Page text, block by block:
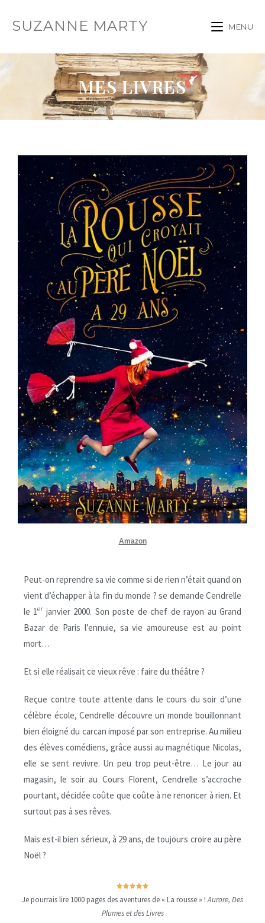
SUZANNE MARTY MENU
MES LIVRES
Amazon
Peut-on reprendre sa vie comme si de rien n’était quand on
vient d’échapper à la fin du monde ? se demande Cendrelle
le 1er janvier 2000. Son poste de chef de rayon au Grand
Bazar de Paris l’ennuie, sa vie amoureuse est au point
mort…
Et si elle réalisait ce vieux rêve : faire du théâtre ?
Reçue contre toute attente dans le cours du soir d’une
célèbre école, Cendrelle découvre un monde bouillonnant
bien éloigné du carcan imposé par son entreprise. Au milieu
des élèves comédiens, grâce aussi au magnétique Nicolas,
elle se sent revivre. Un peu trop peut-être… Le jour au
magasin, le soir au Cours Florent, Cendrelle s’accroche
pourtant, décidée coûte que coûte à ne renoncer à rien. Et
surtout pas à ses rêves.
Mais est-il bien sérieux, à 29 ans, de toujours croire au père
Noël ?

Je pourrais lire 1000 pages des aventures de « La rousse » !Aurore, Des
Plumes et des Livres